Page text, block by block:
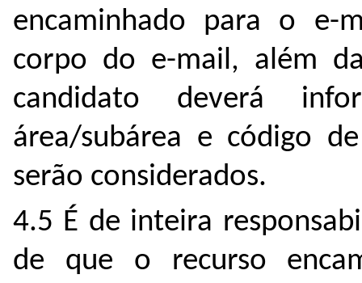
encaminhado para o e-
corpo do e-mail, além
candidato deverá
área/subárea e código
serão considerados.
4.5 É de inteira
de que o recurso